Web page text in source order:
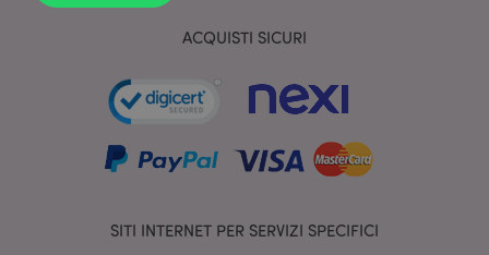
ACQUISTI SICURI
SITI INTERNET PER SERVIZI SPECIFICI
X-Magento-Vary
Adobe Inc.